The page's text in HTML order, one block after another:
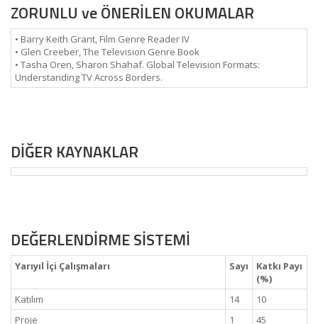
ZORUNLU ve ÖNERİLEN OKUMALAR
• Barry Keith Grant, Film Genre Reader IV
• Glen Creeber, The Television Genre Book
• Tasha Oren, Sharon Shahaf. Global Television Formats:
Understanding TV Across Borders.
DİĞER KAYNAKLAR
DEĞERLENDİRME SİSTEMİ
Yarıyıl İçi Çalışmaları Sayı
Katkı Payı
(%)
Katılım
14
10
Proje
1
45